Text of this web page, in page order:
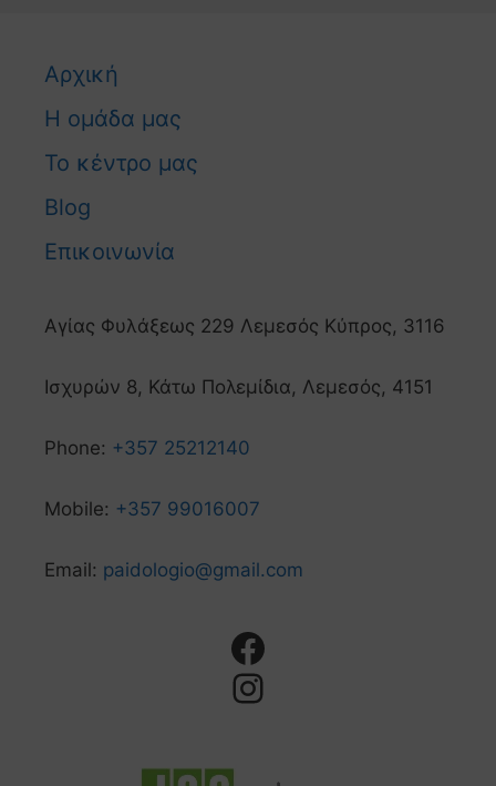
Αρχική
Η ομάδα μας
Το κέντρο μας
Blog
Επικοινωνία
Αγίας Φυλάξεως 229 Λεμεσός Κύπρος, 3116
Ισχυρών 8, Κάτω Πολεμίδια, Λεμεσός, 4151
Phone: +357 25212140
Mobile: +357 99016007
Email: paidologio@gmail.com